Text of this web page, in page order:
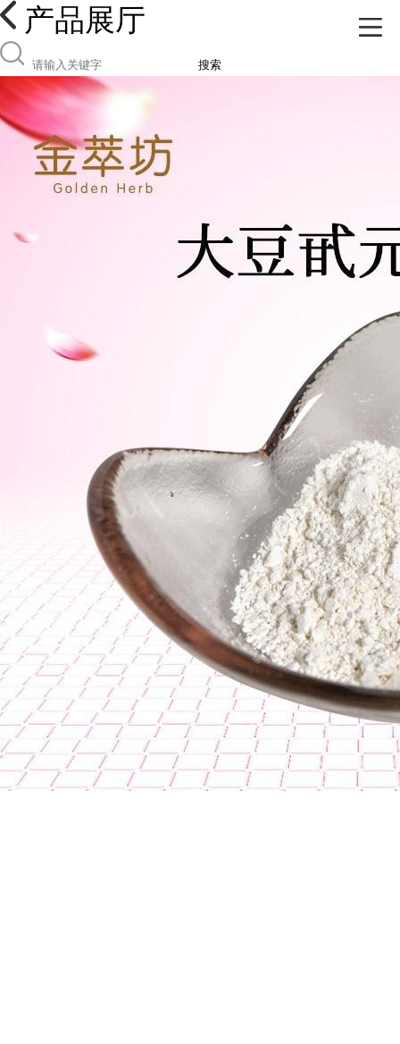
产品展厅
搜索